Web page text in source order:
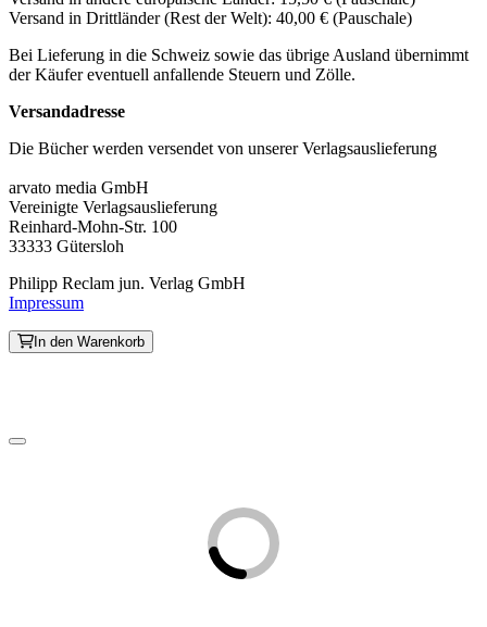
Versand in Drittländer (Rest der Welt): 40,00 € (Pauschale)
Bei Lieferung in die Schweiz sowie das übrige Ausland übernimmt
der Käufer eventuell anfallende Steuern und Zölle.
Versandadresse
Die Bücher werden versendet von unserer Verlagsauslieferung
arvato media GmbH
Vereinigte Verlagsauslieferung
Reinhard-Mohn-Str. 100
33333 Gütersloh
Philipp Reclam jun. Verlag GmbH
Impressum
In den Warenkorb